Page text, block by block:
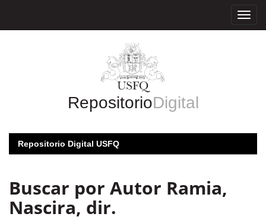
RepositorioDigital
Repositorio Digital USFQ
Buscar por Autor Ramia,
Nascira, dir.